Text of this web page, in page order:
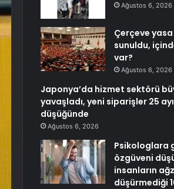
Ağustos 6, 2026
Çerçeve yasa
sunuldu,
var?
Ağustos 6, 2026
Japonya’da hizmet sektörü
yavaşladı, yeni siparişler 25
düşüğünde
Ağustos 6, 2026
Psikologlara
özgüveni
insanların
düşürmediği